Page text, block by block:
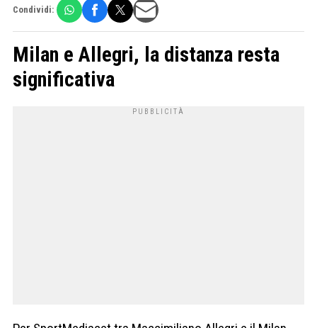
Condividi:
Milan e Allegri, la distanza resta
significativa